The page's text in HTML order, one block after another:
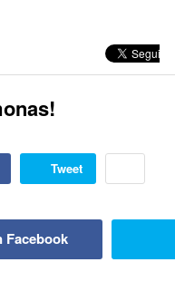
Tweet
Facebook